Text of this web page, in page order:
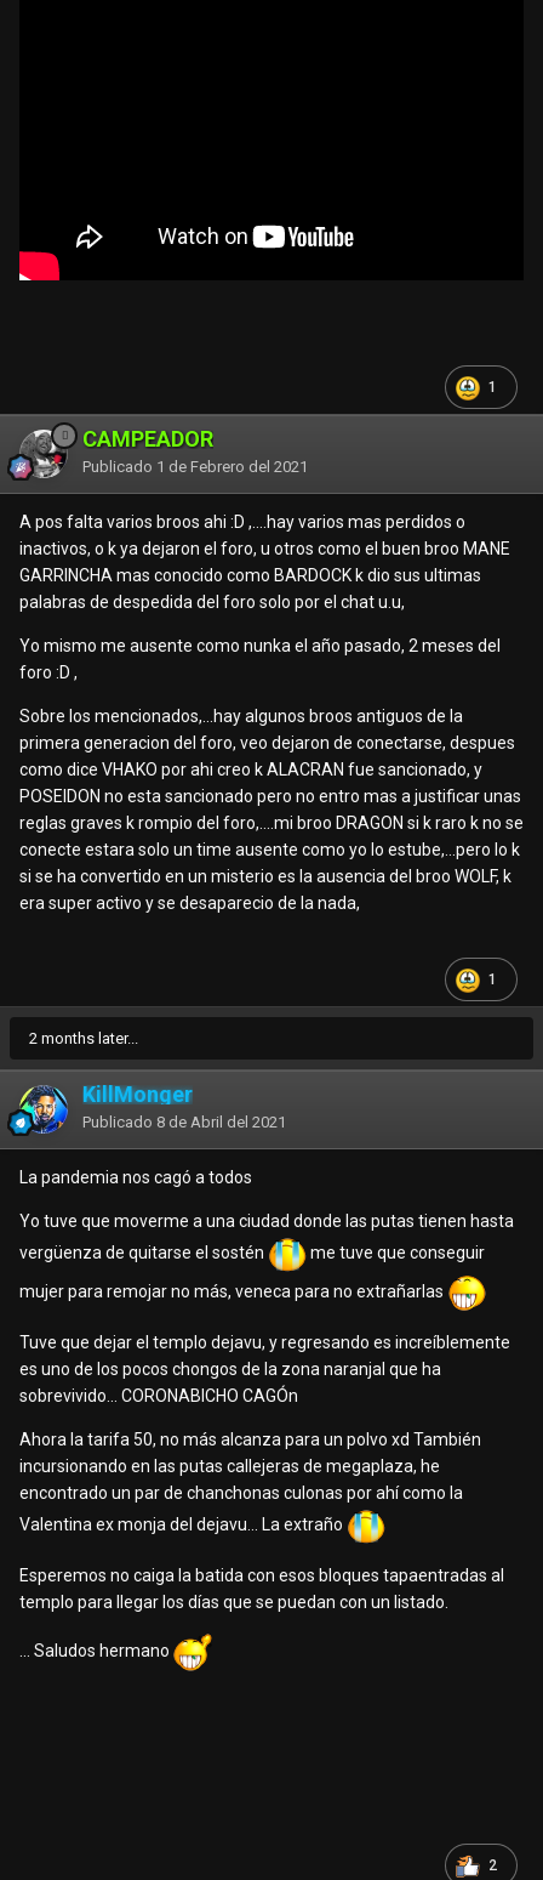
1
CAMPEADOR
Publicado 1 de Febrero del 2021
A pos falta varios broos ahi :D ,....hay varios mas perdidos o
inactivos, o k ya dejaron el foro, u otros como el buen broo MANE
GARRINCHA mas conocido como BARDOCK k dio sus ultimas
palabras de despedida del foro solo por el chat u.u,
Yo mismo me ausente como nunka el año pasado, 2 meses del
foro :D ,
Sobre los mencionados,...hay algunos broos antiguos de la
primera generacion del foro, veo dejaron de conectarse, despues
como dice VHAKO por ahi creo k ALACRAN fue sancionado, y
POSEIDON no esta sancionado pero no entro mas a justificar unas
reglas graves k rompio del foro,....mi broo DRAGON si k raro k no se
conecte estara solo un time ausente como yo lo estube,...pero lo k
si se ha convertido en un misterio es la ausencia del broo WOLF, k
era super activo y se desaparecio de la nada,
1
2 months later...
KillMonger
Publicado 8 de Abril del 2021
La pandemia nos cagó a todos
Yo tuve que moverme a una ciudad donde las putas tienen hasta
vergüenza de quitarse el sostén
me tuve que conseguir
mujer para remojar no más, veneca para no extrañarlas
Tuve que dejar el templo dejavu, y regresando es increíblemente
es uno de los pocos chongos de la zona naranjal que ha
sobrevivido... CORONABICHO CAGÓn
Ahora la tarifa 50, no más alcanza para un polvo xd También
incursionando en las putas callejeras de megaplaza, he
encontrado un par de chanchonas culonas por ahí como la
Valentina ex monja del dejavu... La extraño
Esperemos no caiga la batida con esos bloques tapaentradas al
templo para llegar los días que se puedan con un listado.
... Saludos hermano
2